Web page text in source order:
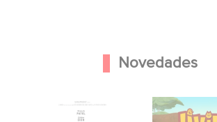
Novedades